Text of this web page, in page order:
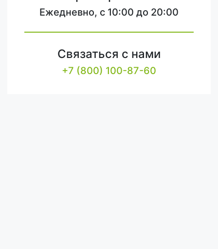
Ежедневно, с 10:00 до 20:00
Связаться с нами
+7 (800) 100-87-60